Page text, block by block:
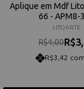
Aplique em Mdf
66 - APM8-
LITOARTE
R$4,00
R$3,42